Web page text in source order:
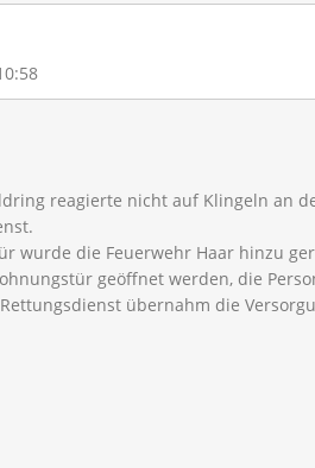
reagierte nicht auf Klingeln an
wurde die Feuerwehr Haar hinzu
geöffnet werden, die
übernahm die